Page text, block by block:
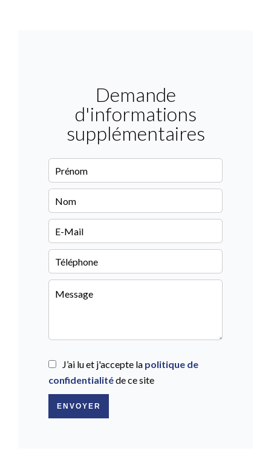
Demande
d'informations
supplémentaires
J’ai lu et j'accepte la politique de
confidentialitéde ce site
ENVOYER